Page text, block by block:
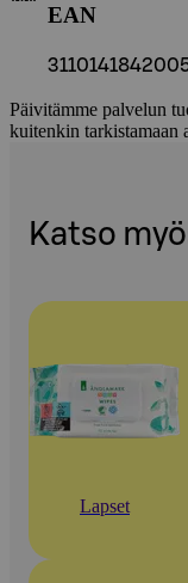
EAN
Päivitämme palvelun
kuitenkin tarkistamaan
Katso
Lapset